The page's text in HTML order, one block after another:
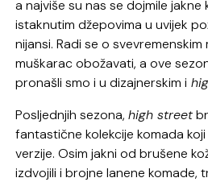
a najviše su nas se dojmile jakne
istaknutim džepovima u uvijek
nijansi. Radi se o
muškarac obožavati, a ove
pronašli smo i u dizajnerskim i
Posljednjih sezona,high street
fantastične kolekcije komada
verzije. Osim jakni od brušene
izdvojili i brojne lanene komade,